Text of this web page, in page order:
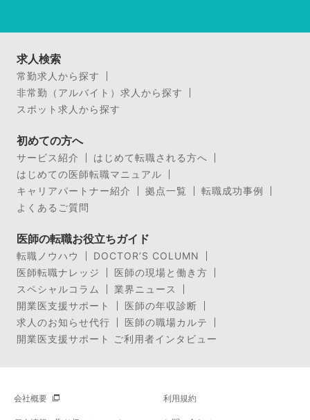
求人検索
常勤求人から探す
非常勤（アルバイト）求人から探す
スポット求人から探す
初めての方へ
サービス紹介
はじめて転職される方へ
はじめての医師転職マニュアル
キャリアパートナー紹介
拠点一覧
転職成功事例
よくあるご質問
医師の転職お役立ちガイド
転職ノウハウ
DOCTOR’S COLUMN
医師転職ナレッジ
医師の現場と働き方
スペシャルコラム
業界ニュース
開業医支援サポート
医師の年収診断
求人のお知らせ代行
医師の職場カルテ
開業医支援サポート ご利用者インタビュー
会社概要 利用規約